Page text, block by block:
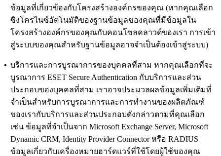
ข้อมูลที่เกี่ยวข้องกับโครงสร้างองค์กรของคุณ (หากคุณเลือก
ซิงโครไนซ์อัตโนมัติของฐานข้อมูลของคุณที่มีข้อมูลใน
โครงสร้างองค์กรของคุณกับคอนโซลคลาวด์ของเรา การเข้า
สู่ระบบของคุณสําหรับฐานข้อมูลอาจจําเป็นต้องเข้าสู่ระบบ)
• บริการและการบูรณาการของบุคคลที่สาม หากคุณเลือกที่จะ
บูรณาการ ESET Secure Authentication กับบริการและส่วน
ประกอบของบุคคลที่สาม เราอาจประมวลผลข้อมูลเพิ่มเติมที่
จําเป็นสําหรับการบูรณาการและการทํางานของผลิตภัณฑ์
ของเรากับบริการและส่วนประกอบดังกล่าวตามที่คุณเลือก
เช่น ข้อมูลที่จําเป็นจาก Microsoft Exchange Server, Microsoft
Dynamic CRM, Identity Provider Connector หรือ RADIUS
ข้อมูลเกี่ยวกับเครื่องหมายฮาร์ดแวร์ที่ใช้โดยผู้ใช้ของคุณ